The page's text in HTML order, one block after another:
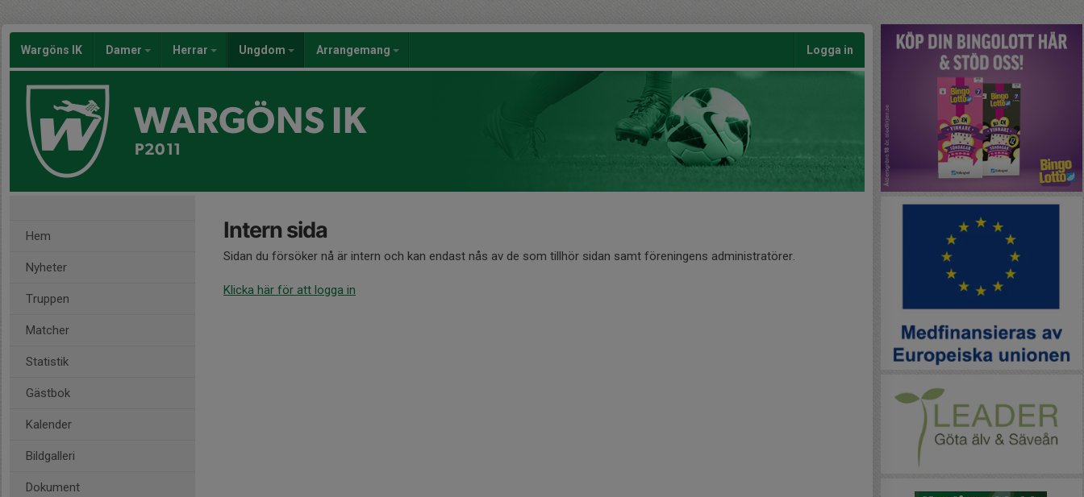
Wargöns IK Damer Herrar Ungdom Arrangemang Logga in
WARGÖNS IK
P2011
Hem
Nyheter
Truppen
Matcher
Statistik
Gästbok
Kalender
Bildgalleri
Dokument
Intern sida
Sidan du försöker nå är intern och kan endast nås av de som tillhör sidan samt föreningens administratörer.
Klicka här för att logga in